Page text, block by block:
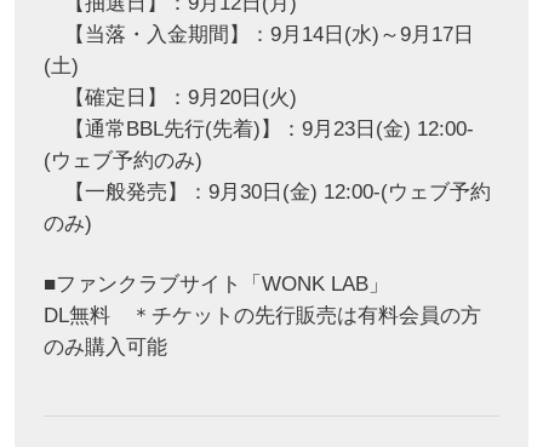
【当落・入金期間】：9月14日(水)～9月17日
(土)
【確定日】：9月20日(火)
【通常BBL先行(先着)】：9月23日(金) 12:00-
(ウェブ予約のみ)
【一般発売】：9月30日(金) 12:00-(ウェブ予約
のみ)
■ファンクラブサイト「WONK LAB」
DL無料 ＊チケットの先行販売は有料会員の方
のみ購入可能